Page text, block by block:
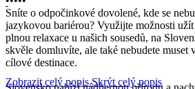
•••••
Sníte o odpočinkové dovolené, kde se
jazykovou bariérou? Využijte možnosti užít
plnou relaxace u našich sousedů, na
skvěle domluvíte, ale také nebudete muset
cílové destinace.